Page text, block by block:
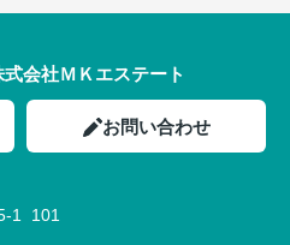
会社ＭＫエステート
お問い合わせ
1 101